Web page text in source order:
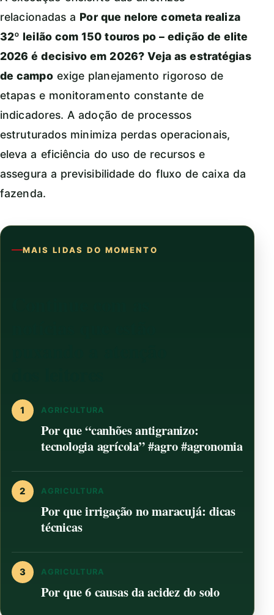
relacionadas a Por que nelore cometa realiza
32º leilão com 150 touros po – edição de elite
2026 é decisivo em 2026? Veja as estratégias
de campoexige planejamento rigoroso de
etapas e monitoramento constante de
indicadores. A adoção de processos
estruturados minimiza perdas operacionais,
eleva a eficiência do uso de recursos e
assegura a previsibilidade do fluxo de caixa da
fazenda.
MAIS LIDAS DO MOMENTO
1 AGRICULTURA
Por que “canhões antigranizo:
tecnologia agrícola” #agro #agronomia
2 AGRICULTURA
Por que irrigação no maracujá: dicas
técnicas
3 AGRICULTURA
Por que 6 causas da acidez do solo